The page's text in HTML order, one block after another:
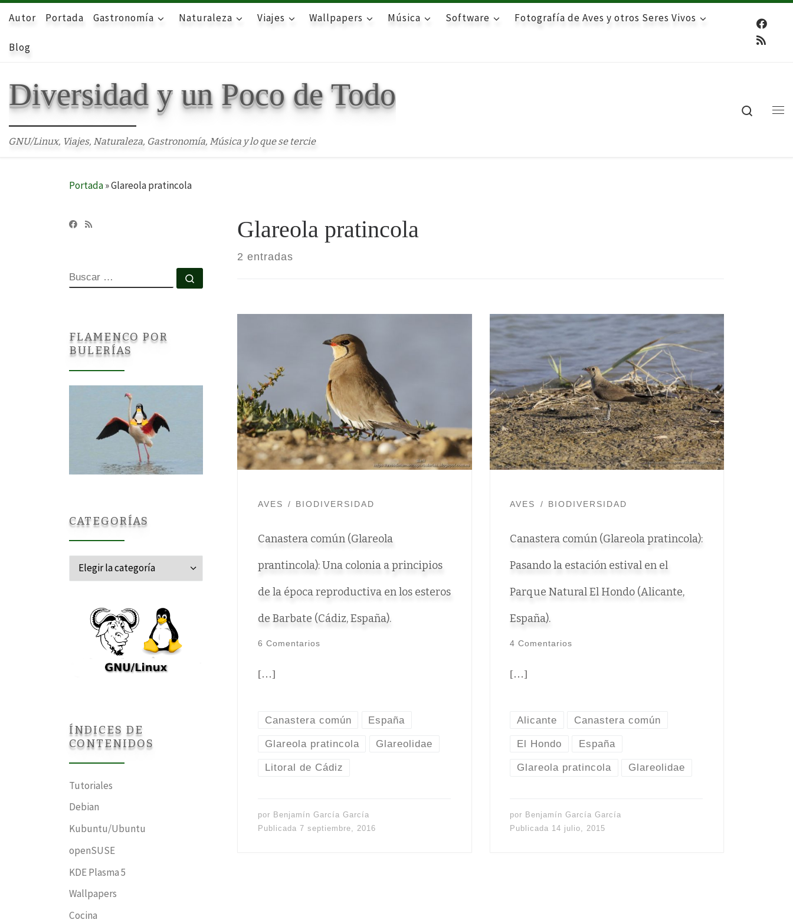
Skip to content
Autor Portada Gastronomía Naturaleza Viajes Wallpapers Música Software Fotografía de Aves y otros Seres Vivos
Blog
Diversidad y un Poco de Todo
GNU/Linux, Viajes, Naturaleza, Gastronomía, Música y lo que se tercie
Search
Portada»Glareola pratincola
Glareola pratincola
2 entradas
AVES BIODIVERSIDAD
Canastera común (Glareola
prantincola): Una colonia a principios
de la época reproductiva en los esteros
de Barbate (Cádiz, España).
6 Comentarios
[…]
Canastera común España
Glareola pratincola Glareolidae
Litoral de Cádiz
por Benjamín García García
Publicada 7 septiembre, 2016
AVES BIODIVERSIDAD
Canastera común (Glareola pratincola):
Pasando la estación estival en el
Parque Natural El Hondo (Alicante,
España).
4 Comentarios
[…]
Alicante Canastera común
El Hondo España
Glareola pratincola Glareolidae
por Benjamín García García
Publicada 14 julio, 2015
BUSCAR
FLAMENCO POR
BULERÍAS
CATEGORÍAS
Categorías
ÍNDICES DE
CONTENIDOS
Tutoriales
Debian
Kubuntu/Ubuntu
openSUSE
KDE Plasma 5
Wallpapers
Cocina